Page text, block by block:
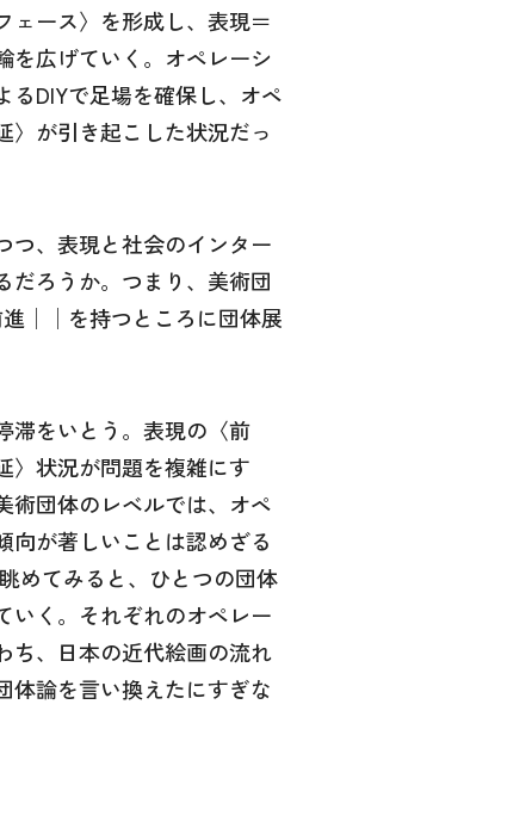
ェース〉を形成し、表現＝
を広げていく。オペレーシ
るDIYで足場を確保し、オペ
〉が引き起こした状況だっ
つ、表現と社会のインター
だろうか。つまり、美術団
進││を持つところに団体展
滞をいとう。表現の〈前
〉状況が問題を複雑にす
術団体のレベルでは、オペ
向が著しいことは認めざる
めてみると、ひとつの団体
いく。それぞれのオペレー
ち、日本の近代絵画の流れ
体論を言い換えたにすぎな